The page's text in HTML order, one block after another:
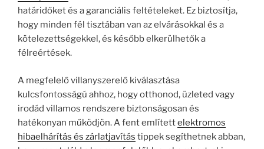
határidőket és a garanciális feltételeket. Ez biztosítja,
hogy minden fél tisztában van az elvárásokkal és a
kötelezettségekkel, és később elkerülhetők a
félreértések.
A megfelelő villanyszerelő kiválasztása
kulcsfontosságú ahhoz, hogy otthonod, üzleted vagy
irodád villamos rendszere biztonságosan és
hatékonyan működjön. A fent említettelektromos
hibaelhárítás és zárlatjavítás tippek segíthetnek abban,